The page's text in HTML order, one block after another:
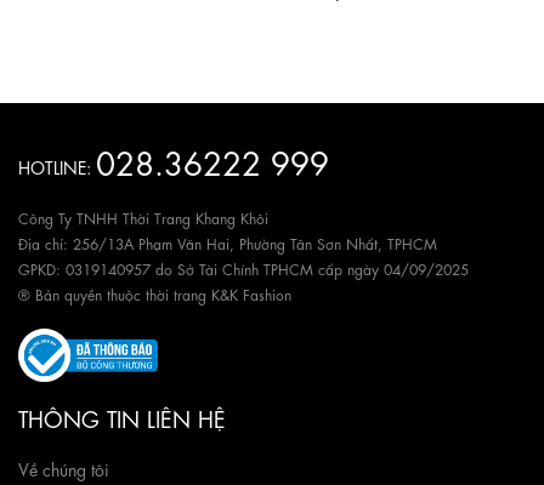
HOTLINE: 028.36222 999
Công Ty TNHH Thời Trang Khang Khôi
Địa chỉ: 256/13A Phạm Văn Hai, Phường Tân Sơn Nhất, TPHCM
GPKD: 0319140957 do Sở Tài Chính TPHCM cấp ngày 04/09/2025
® Bản quyền thuộc thời trang K&K Fashion
THÔNG TIN LIÊN HỆ
Về chúng tôi